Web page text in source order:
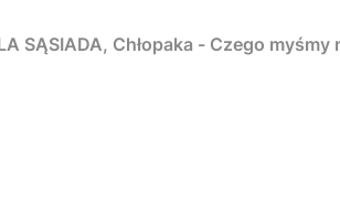
SĄSIADA, Chłopaka - Czego myśmy